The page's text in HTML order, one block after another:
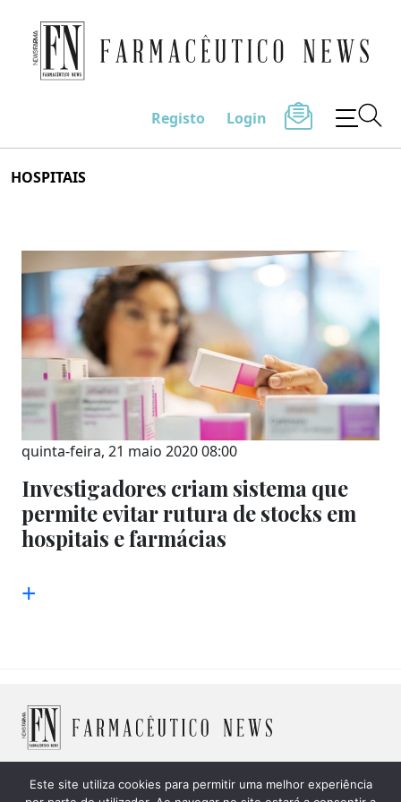
to
Farmacêutico News
Registo Login
HOSPITAIS
quinta-feira, 21 maio 2020 08:00
Investigadores criam sistema que
permite evitar rutura de stocks em
hospitais e farmácias
+
Este site utiliza cookies para permitir uma melhor experiência